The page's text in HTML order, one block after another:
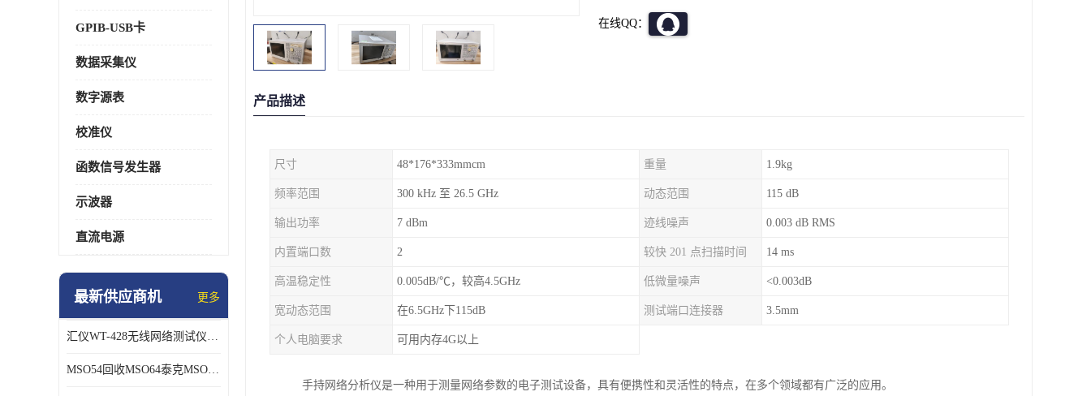
GPIB-USB卡
数据采集仪
数字源表
校准仪
函数信号发生器
示波器
直流电源
最新供应商机 更多
汇仪WT-428无线网络测试仪WT328销售/回收
MSO54回收MSO64泰克MSO56B混号示波器
在线QQ：
产品描述
尺寸 48*176*333mmcm 重量 1.9kg
频率范围 300 kHz 至 26.5 GHz 动态范围 115 dB
输出功率 7 dBm 迹线噪声 0.003 dB RMS
内置端口数 2 较快 201 点扫描时间 14 ms
高温稳定性 0.005dB/℃，较高4.5GHz 低微量噪声 <0.003dB
宽动态范围 在6.5GHz下115dB 测试端口连接器 3.5mm
个人电脑要求 可用内存4G以上
手持网络分析仪是一种用于测量网络参数的电子测试设备，具有便携性和灵活性的特点，在多个领域都有广泛的应用。